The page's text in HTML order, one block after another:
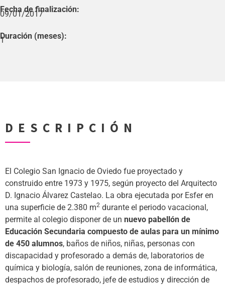
Fecha de finalización:
09/01/2017
Duración (meses):
1
DESCRIPCIÓN
El Colegio San Ignacio de Oviedo fue proyectado y
construido entre 1973 y 1975, según proyecto del Arquitecto
D. Ignacio Álvarez Castelao. La obra ejecutada por Esfer en
una superficie de 2.380 m2 durante el periodo vacacional,
permite al colegio disponer de un nuevo pabellón de
Educación Secundaria compuesto de aulas para un mínimo
de 450 alumnos, baños de niños, niñas, personas con
discapacidad y profesorado a demás de, laboratorios de
química y biología, salón de reuniones, zona de informática,
despachos de profesorado, jefe de estudios y dirección de